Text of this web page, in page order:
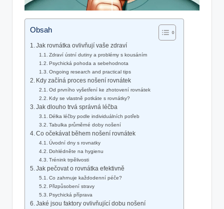
Obsah
Jak rovnátka ovlivňují vaše zdraví
Zdraví ústní dutiny a problémy s kousáním
Psychická pohoda a sebehodnota
Ongoing research and practical tips
Kdy začíná proces nošení rovnátek
Od prvního vyšetření ke zhotovení rovnátek
Kdy se vlastně potkáte s rovnátky?
Jak dlouho trvá správná léčba
Délka léčby podle individuálních potřeb
Tabulka průměrné doby nošení
Co očekávat během nošení rovnátek
Úvodní dny s rovnatky
Dohlédněte na hygienu
Trénink trpělivosti
Jak pečovat o rovnátka efektivně
Co zahrnuje každodenní péče?
Přizpůsobení stravy
Psychická příprava
Jaké jsou faktory ovlivňující dobu nošení